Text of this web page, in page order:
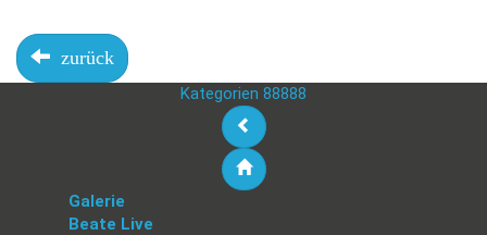
zurück
Kategorien 88888
Galerie
Beate Live